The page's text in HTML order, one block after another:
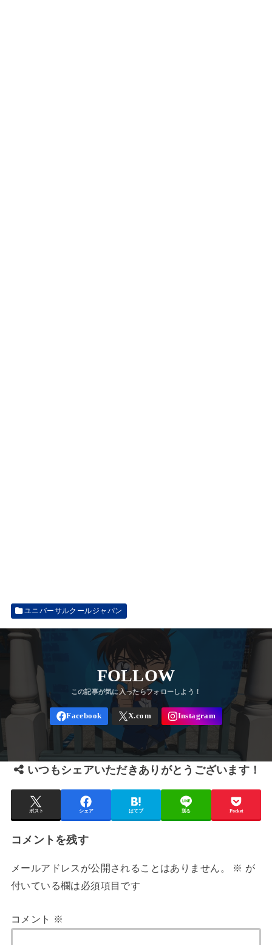
ユニバーサルクールジャパン
FOLLOW
いつもシェアいただきありがとうございます！
ポスト シェア はてブ 送る Pocket
コメントを残す
メールアドレスが公開されることはありません。 ※ が
付いている欄は必須項目です
コメント ※